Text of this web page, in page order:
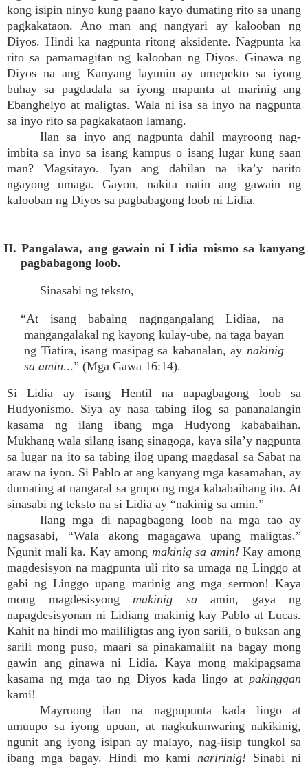
kong isipin ninyo kung paano kayo dumating rito sa unang
pagkakataon. Ano man ang nangyari ay kalooban ng
Diyos. Hindi ka nagpunta ritong aksidente. Nagpunta ka
rito sa pamamagitan ng kalooban ng Diyos. Ginawa ng
Diyos na ang Kanyang layunin ay umepekto sa iyong
buhay sa pagdadala sa iyong mapunta at marinig ang
Ebanghelyo at maligtas. Wala ni isa sa inyo na nagpunta
sa inyo rito sa pagkakataon lamang.
Ilan sa inyo ang nagpunta dahil mayroong nag-
imbita sa inyo sa isang kampus o isang lugar kung saan
man? Magsitayo. Iyan ang dahilan na ika’y narito
ngayong umaga. Gayon, nakita natin ang gawain ng
kalooban ng Diyos sa pagbabagong loob ni Lidia.
II. Pangalawa, ang gawain ni Lidia mismo sa kanyang
pagbabagong loob.
Sinasabi ng teksto,
“At isang babaing nagngangalang Lidiaa, na
mangangalakal ng kayong kulay-ube, na taga bayan
ng Tiatira, isang masipag sa kabanalan, ay nakinig
sa amin...” (Mga Gawa 16:14).
Si Lidia ay isang Hentil na napagbagong loob sa
Hudyonismo. Siya ay nasa tabing ilog sa pananalangin
kasama ng ilang ibang mga Hudyong kababaihan.
Mukhang wala silang isang sinagoga, kaya sila’y nagpunta
sa lugar na ito sa tabing ilog upang magdasal sa Sabat na
araw na iyon. Si Pablo at ang kanyang mga kasamahan, ay
dumating at nangaral sa grupo ng mga kababaihang ito. At
sinasabi ng teksto na si Lidia ay “nakinig sa amin.”
Ilang mga di napagbagong loob na mga tao ay
nagsasabi, “Wala akong magagawa upang maligtas.”
Ngunit mali ka. Kay among makinig sa amin! Kay among
magdesisyon na magpunta uli rito sa umaga ng Linggo at
gabi ng Linggo upang marinig ang mga sermon! Kaya
mong magdesisyong makinig saamin, gaya ng
napagdesisyonan ni Lidiang makinig kay Pablo at Lucas.
Kahit na hindi mo maililigtas ang iyon sarili, o buksan ang
sarili mong puso, maari sa pinakamaliit na bagay mong
gawin ang ginawa ni Lidia. Kaya mong makipagsama
kasama ng mga tao ng Diyos kada lingo at pakinggan
kami!
Mayroong ilan na nagpupunta kada lingo at
umuupo sa iyong upuan, at nagkukunwaring nakikinig,
ngunit ang iyong isipan ay malayo, nag-iisip tungkol sa
ibang mga bagay. Hindi mo kaminaririnig! Sinabi ni